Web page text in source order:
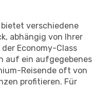
verschiedene
abhängig von Ihrer
Economy-Class
auf ein aufgegebenes
Reisende oft von
profitieren. Für